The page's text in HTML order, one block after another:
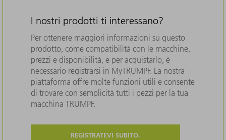
I nostri prodotti ti interessano?
Per ottenere maggiori informazioni su questo
prodotto, come compatibilità con le macchine,
prezzi e disponibilità, e per acquistarlo, è
necessario registrarsi in MyTRUMPF. La nostra
piattaforma offre molte funzioni utili e consente
di trovare con semplicità tutti i pezzi per la tua
macchina TRUMPF.
REGISTRATEVI SUBITO.